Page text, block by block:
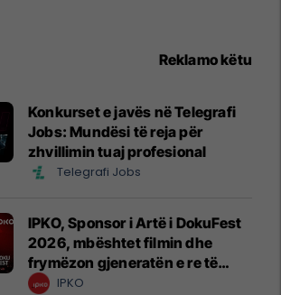
Reklamo këtu
Konkurset e javës në Telegrafi
Jobs: Mundësi të reja për
zhvillimin tuaj profesional
Telegrafi Jobs
IPKO, Sponsor i Artë i DokuFest
2026, mbështet filmin dhe
frymëzon gjeneratën e re të
krijuesve
IPKO